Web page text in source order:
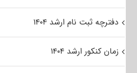
دفترچه ثبت نام ارشد ۱۴۰۴
زمان کنکور ارشد ۱۴۰۴